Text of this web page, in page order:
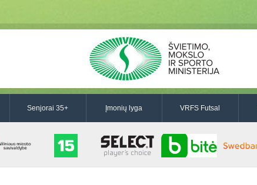
Senjorai 35+ Įmonių lyga VRFS Futsal